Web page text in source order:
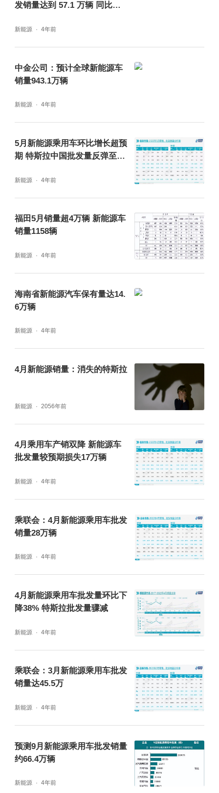
崔东树认为，插混环比下降幅度小于纯电的主
要原因是纯电车企在上海布局多，4月受疫情
影响较大。而插混主要以比亚迪为代表，受疫
情、供应链等影响相对较小。
实际上，除比亚迪以外，多家新能源车企4月
批发量都有所减少。对比3月车企的批发销量
来看，上汽通用五菱批发量较上月减少约2.1万
上月减少约1万辆，而特斯拉批发量骤减，从
受零部件供应影响，小鹏、理想、蔚来等新势
车企，产品主要以纯电动车为主。
从整体新能源乘用车市场看，尽管较去年实现
下降了36.5%，批发量下降了38.5%。按照乘
联会的分析，这样的情况相对历年来说比较异
“如果没有疫情影响的话，新能源车的增长速度
达到100%以上是完全正常的。而4月新能源车
的批发量仅增长了50%，按原来预期，这个月
应该达到45万辆的水平，显然一下就损失了17
万辆。”崔东树说，4月新能源车的增长也同燃
油车一样受到了疫情波及。不过在他看来，目
前环境下，自驾车已经成为出行的首选，受高
新能源车销量环比会有大幅改善。
发销量达到 57.1 万辆 同比增
新能源 4年前
中金公司：预计全球新能源车
销量943.1万辆
新能源 4年前
5月新能源乘用车环比增长超预
期 特斯拉中国批发量反弹至3.2
新能源 4年前
福田5月销量超4万辆 新能源车
销量1158辆
新能源 4年前
海南省新能源汽车保有量达14.
6万辆
新能源 4年前
4月新能源销量：消失的特斯拉
新能源 2056年前
4月乘用车产销双降 新能源车
批发量较预期损失17万辆
新能源 4年前
乘联会：4月新能源乘用车批发
销量28万辆
新能源 4年前
4月新能源乘用车批发量环比下
降38% 特斯拉批发量骤减
新能源 4年前
乘联会：3月新能源乘用车批发
销量达45.5万
新能源 4年前
预测9月新能源乘用车批发销量
约66.4万辆
新能源 4年前